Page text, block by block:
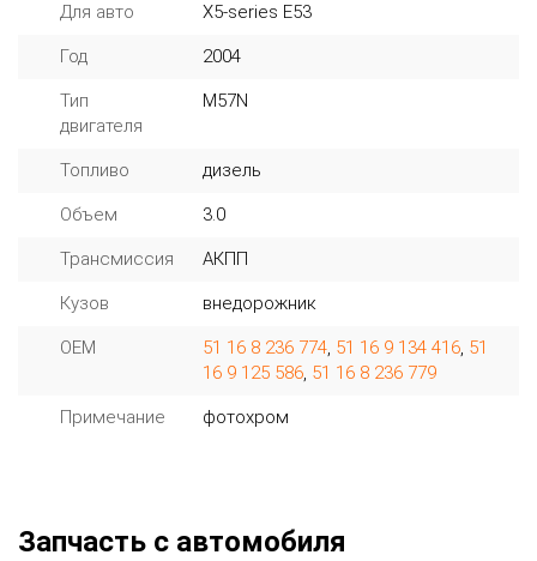
Для авто X5-series E53
Год 2004
Тип
двигателя
M57N
Топливо дизель
Объем 3.0
Трансмиссия АКПП
Кузов внедорожник
OEM 51 16 8 236 774, 51 16 9 134 416, 51
16 9 125 586, 51 16 8 236 779
Примечание фотохром
Запчасть с автомобиля